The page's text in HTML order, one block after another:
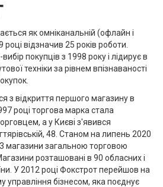
як омніканальній (офлайн і
році відзначив 25 років роботи.
покупців з 1998 року і лідирує в
техніки за рівнем впізнаваності
з відкриття першого магазину в
році торгова марка стала
а у Києві з'явився
48. Станом на липень 2020
магазини загальною торговою
розташовані в 90 обласних і
У 2012 році Фокстрот перейшов на
управління бізнесом, яка поєднує